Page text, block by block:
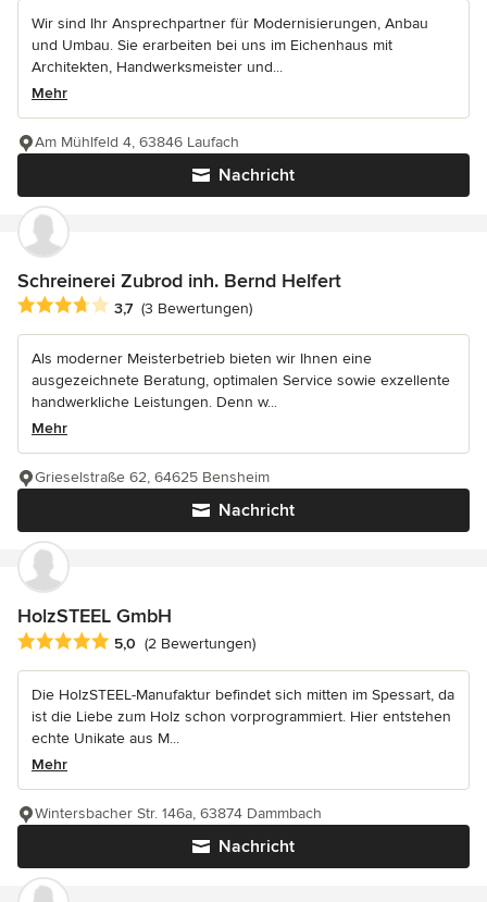
Wir sind Ihr Ansprechpartner für Modernisierungen, Anbau
und Umbau. Sie erarbeiten bei uns im Eichenhaus mit
Architekten, Handwerksmeister und...
Mehr
Nachricht
Am Mühlfeld 4, 63846 Laufach
Schreinerei Zubrod inh. Bernd Helfert
Durchschnittliche Bewertung: 3.7 von 5 Sternen
3,7 (3 Bewertungen)
Als moderner Meisterbetrieb bieten wir Ihnen eine
ausgezeichnete Beratung, optimalen Service sowie exzellente
handwerkliche Leistungen. Denn w...
Mehr
Nachricht
Grieselstraße 62, 64625 Bensheim
HolzSTEEL GmbH
Durchschnittliche Bewertung: 5 von 5 Sternen
5,0 (2 Bewertungen)
Die HolzSTEEL-Manufaktur befindet sich mitten im Spessart, da
ist die Liebe zum Holz schon vorprogrammiert. Hier entstehen
echte Unikate aus M...
Mehr
Nachricht
Wintersbacher Str. 146a, 63874 Dammbach